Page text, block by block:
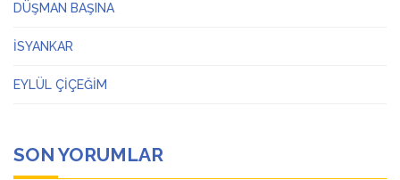
DÜŞMAN BAŞINA
İSYANKAR
EYLÜL ÇİÇEĞİM
SON YORUMLAR